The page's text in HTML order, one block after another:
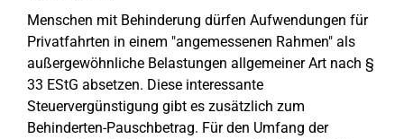
Menschen mit Behinderung dürfen Aufwendungen für
Privatfahrten in einem "angemessenen Rahmen" als
außergewöhnliche Belastungen allgemeiner Art nach §
33 EStG absetzen. Diese interessante
Steuervergünstigung gibt es zusätzlich zum
Behinderten-Pauschbetrag. Für den Umfang der